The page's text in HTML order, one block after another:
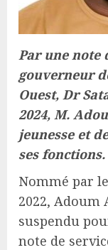
Par une note
gouverneur
Ouest, Dr
2024, M.
jeunesse et
ses fonctions.
Nommé par
2022, Adoum
suspendu
note de